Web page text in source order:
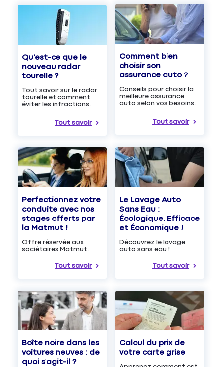
Qu'est-ce que le
nouveau radar
tourelle ?
Tout savoir sur le radar
tourelle et comment
éviter les infractions.
Tout savoir
Comment bien
choisir son
assurance auto ?
Conseils pour choisir la
meilleure assurance
auto selon vos besoins.
Tout savoir
Perfectionnez votre
conduite avec nos
stages offerts par
la Matmut !
Offre réservée aux
sociétaires Matmut.
Tout savoir
Le Lavage Auto
Sans Eau :
Écologique, Efficace
et Économique !
Découvrez le lavage
auto sans eau !
Tout savoir
Boîte noire dans les
voitures neuves : de
quoi s’agit-il ?
Calcul du prix de
votre carte grise